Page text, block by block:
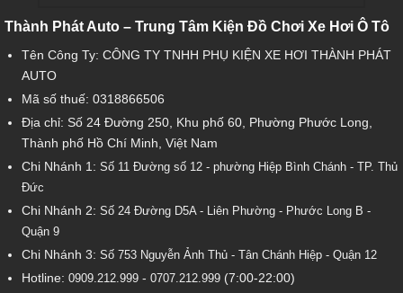
Thành Phát Auto – Trung Tâm Kiện Đồ Chơi Xe Hơi Ô Tô
Tên Công Ty: CÔNG TY TNHH PHỤ KIỆN XE HƠI THÀNH PHÁT
AUTO
Mã số thuế: 0318866506
Địa chỉ: Số 24 Đường 250, Khu phố 60, Phường Phước Long,
Thành phố Hồ Chí Minh, Việt Nam
Chi Nhánh 1: Số 11 Đường số 12 - phường Hiệp Bình Chánh - TP. Thủ
Đức
Chi Nhánh 2: Số 24 Đường D5A - Liên Phường - Phước Long B -
Quận 9
Chi Nhánh 3: Số 753Nguyễn Ảnh Thủ - Tân Chánh Hiệp - Quận 12
Hotline: 0909.212.999- 0707.212.999(7:00-22:00)